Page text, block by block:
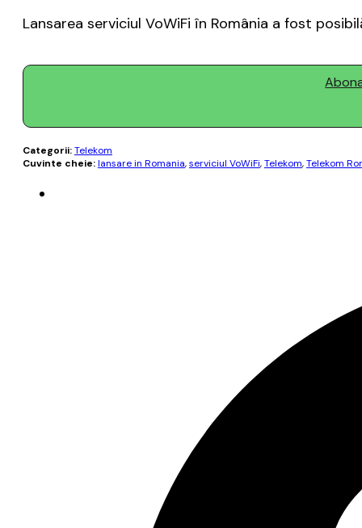
Lansarea serviciul VoWiFi în România a fost
Categorii:Telekom
Cuvinte cheie:lansare in Romania,serviciul VoWiFi,Telekom,Telekom